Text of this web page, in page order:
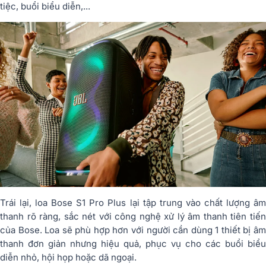
tiệc, buổi biểu diễn,...
Trái lại, loa Bose S1 Pro Plus lại tập trung vào chất lượng âm
thanh rõ ràng, sắc nét với công nghệ xử lý âm thanh tiên tiến
của Bose. Loa sẽ phù hợp hơn với người cần dùng 1 thiết bị âm
thanh đơn giản nhưng hiệu quả, phục vụ cho các buổi biểu
diễn nhỏ, hội họp hoặc dã ngoại.